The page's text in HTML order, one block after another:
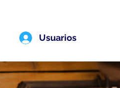
Usuarios